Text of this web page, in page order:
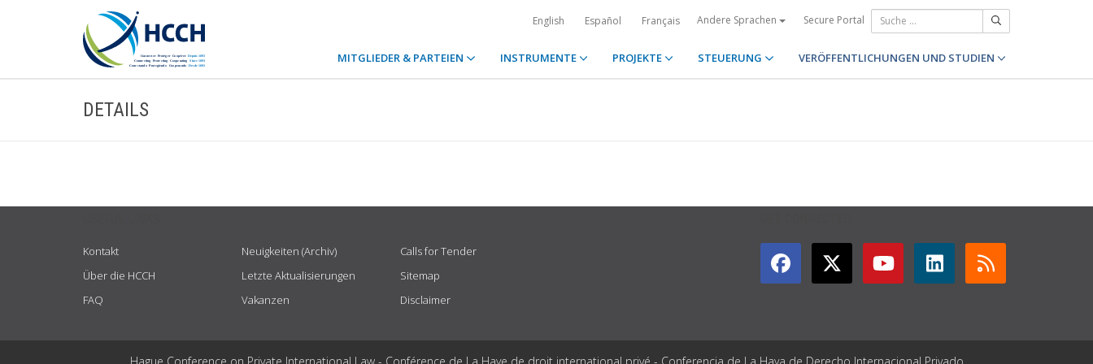
English Español Français Andere Sprachen Secure Portal
MITGLIEDER & PARTEIEN INSTRUMENTE PROJEKTE STEUERUNG VERÖFFENTLICHUNGEN UND STUDIEN
DETAILS
Kontakt
Über die HCCH
FAQ
Neuigkeiten (Archiv)
Letzte Aktualisierungen
Vakanzen
Calls for Tender
Sitemap
Disclaimer